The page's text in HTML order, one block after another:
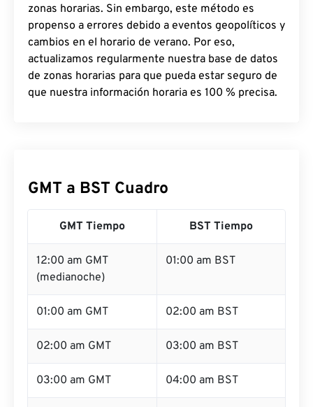
zonas horarias. Sin embargo, este método es
propenso a errores debido a eventos geopolíticos y
cambios en el horario de verano. Por eso,
actualizamos regularmente nuestra base de datos
de zonas horarias para que pueda estar seguro de
que nuestra información horaria es 100 % precisa.
GMT a BST Cuadro
GMT Tiempo BST Tiempo
12:00 am GMT
(medianoche)
01:00 am BST
01:00 am GMT 02:00 am BST
02:00 am GMT 03:00 am BST
03:00 am GMT 04:00 am BST